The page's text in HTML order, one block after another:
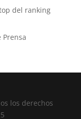
del ranking
Prensa
los derechos